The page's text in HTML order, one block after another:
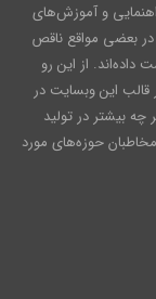
و آموزش‌های
در بعضی مواقع ناقص
از این رو
این وبسایت در
چه بیشتر در تولید
حوزه‌های مورد